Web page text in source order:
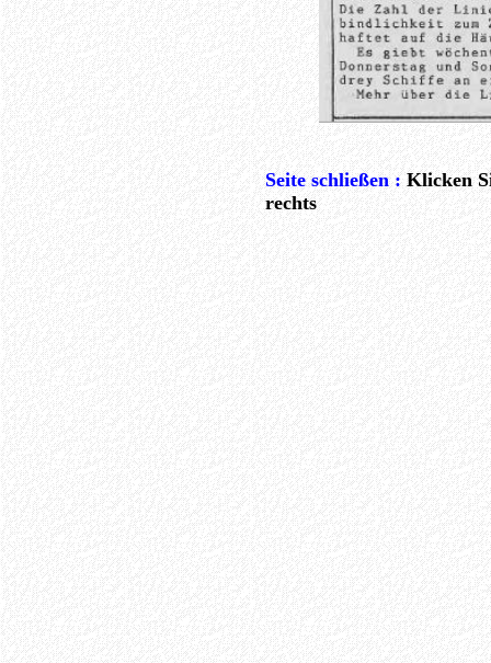
Seite schließen :Klicken
rechts